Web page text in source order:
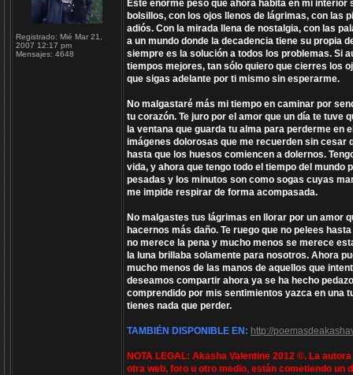
Registrado: Mié Mar 21,
2007 12:17 pm
Mensajes: 4648
Este enorme peso que ahora habita en mi
bolsillos, con los ojos llenos de lágrimas, con las
adiós. Con la mirada llena de nostalgia, con las
a un mundo donde la decadencia tiene su propia
siempre es la solución a todos los problemas. Si
tiempos mejores, tan sólo quiero que cierres los
que sigas adelante por ti mismo sin esperarme.
No malgastaré más mi tiempo en caminar por
tu corazón. Te juro por el amor que un día te tuve
la ventana que guarda tu alma para perderme
imágenes dolorosas que me recuerden sin cesar
hasta que los huesos comiencen a dolernos.
vida, y ahora que tengo todo el tiempo del
pesadas y los minutos son como sogas cuyas
me impide respirar de forma acompasada.
No malgastes tus lágrimas en llorar por un amor
hacernos más daño. Te ruego que no pelees
no merece la pena y mucho menos se merece
la luna brillaba solamente para nosotros. Ahora
mucho menos de las manos de aquellos que
deseamos compartir ahora ya se ha hecho
comprendido por mis sentimientos yazca en una
tienes nada que perder.
TAMBIÉN DISPONIBLE EN: http://
NOTA LEGAL: Akasha Valentine 2012 ©. La
otra web, foro u otro medio, están cometiendo un